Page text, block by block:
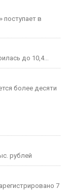
Лотосов.
лет.
Санана,